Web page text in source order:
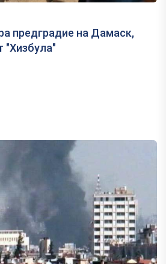
предградие на Дамаск,
"Хизбула"